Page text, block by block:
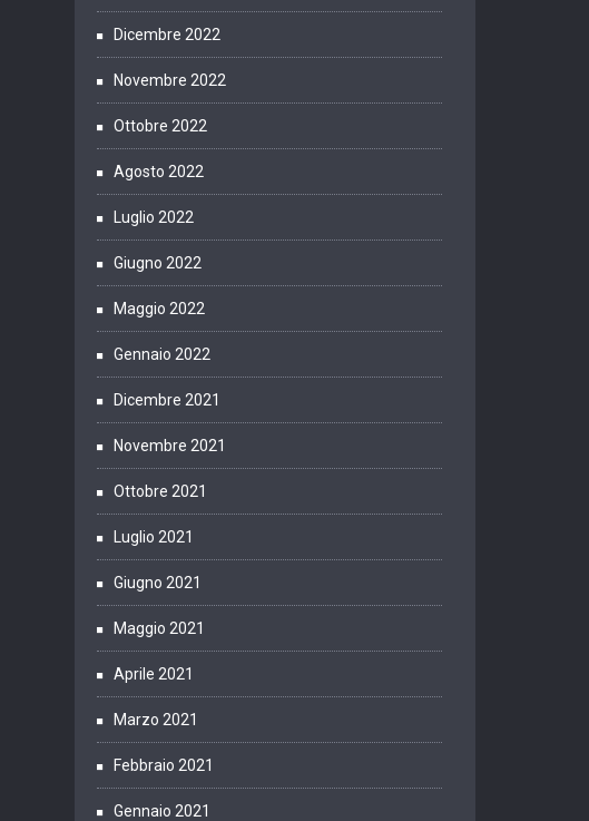
Dicembre 2022
Novembre 2022
Ottobre 2022
Agosto 2022
Luglio 2022
Giugno 2022
Maggio 2022
Gennaio 2022
Dicembre 2021
Novembre 2021
Ottobre 2021
Luglio 2021
Giugno 2021
Maggio 2021
Aprile 2021
Marzo 2021
Febbraio 2021
Gennaio 2021